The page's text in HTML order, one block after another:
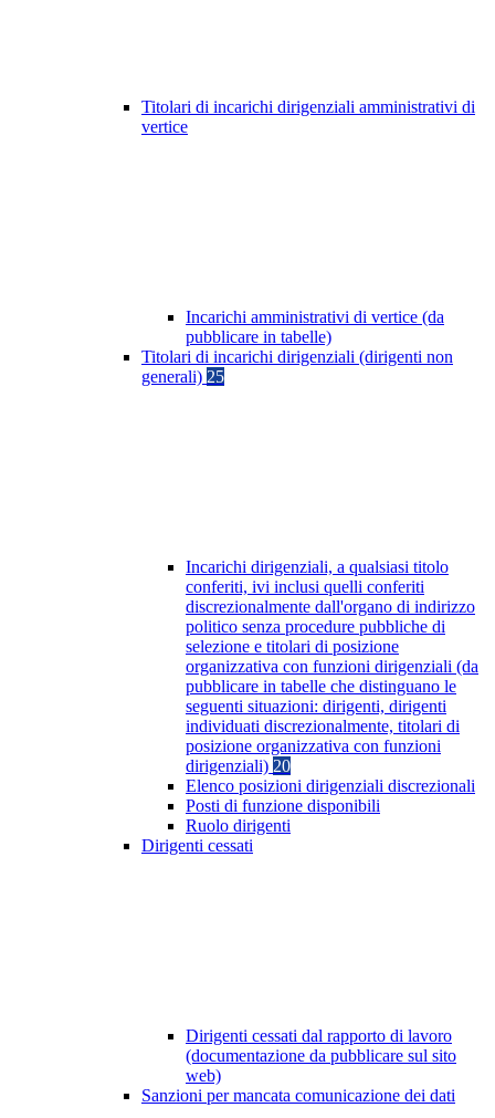
Titolari di incarichi dirigenziali amministrativi di
vertice
Incarichi amministrativi di vertice (da
pubblicare in tabelle)
Titolari di incarichi dirigenziali (dirigenti non
generali) 25
Incarichi dirigenziali, a qualsiasi titolo
conferiti, ivi inclusi quelli conferiti
discrezionalmente dall'organo di indirizzo
politico senza procedure pubbliche di
selezione e titolari di posizione
organizzativa con funzioni dirigenziali (da
pubblicare in tabelle che distinguano le
seguenti situazioni: dirigenti, dirigenti
individuati discrezionalmente, titolari di
posizione organizzativa con funzioni
dirigenziali) 20
Elenco posizioni dirigenziali discrezionali
Posti di funzione disponibili
Ruolo dirigenti
Dirigenti cessati
Dirigenti cessati dal rapporto di lavoro
(documentazione da pubblicare sul sito
web)
Sanzioni per mancata comunicazione dei dati